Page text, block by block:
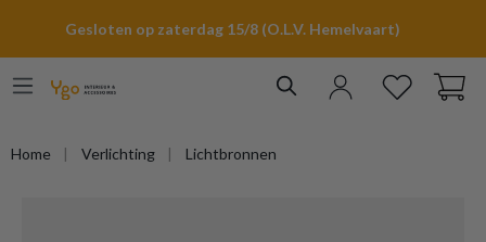
Gesloten op zaterdag 15/8 (O.L.V. Hemelvaart)
Home Verlichting Lichtbronnen